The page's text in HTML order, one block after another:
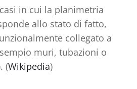
in cui la planimetria
allo stato di fatto,
collegato a
muri, tubazioni o
(Wikipedia)